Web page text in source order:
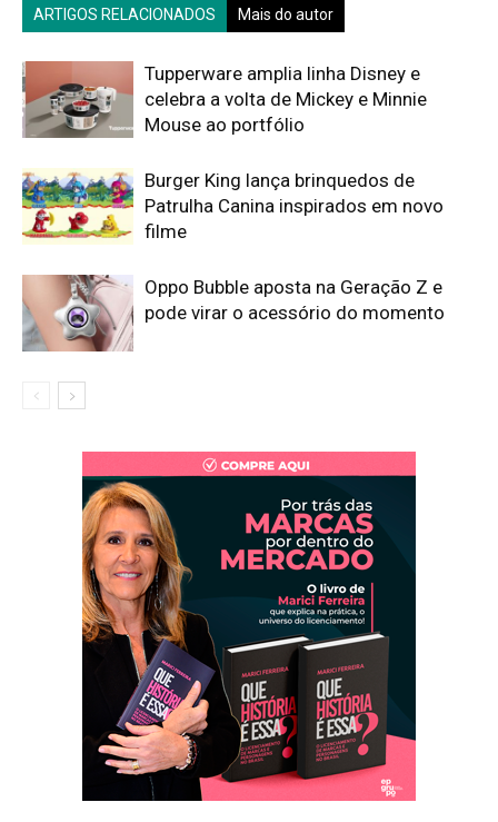
ARTIGOS RELACIONADOS Mais do autor
Tupperware amplia linha Disney e
celebra a volta de Mickey e Minnie
Mouse ao portfólio
Burger King lança brinquedos de
Patrulha Canina inspirados em novo
filme
Oppo Bubble aposta na Geração Z e
pode virar o acessório do momento